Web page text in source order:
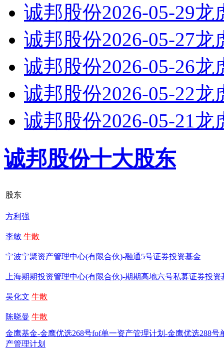
诚邦股份2026-05-29龙
诚邦股份2026-05-27龙
诚邦股份2026-05-26龙
诚邦股份2026-05-22龙
诚邦股份2026-05-21龙
诚邦股份十大股东
股东
方利强
李敏 牛散
宁波宁聚资产管理中心(有限合伙)-融通5号证券投资基金
上海期期投资管理中心(有限合伙)-期期高地六号私募证券投资
吴化文 牛散
陈晓曼 牛散
金鹰基金-金鹰优选268号fof单一资产管理计划-金鹰优选288号
产管理计划